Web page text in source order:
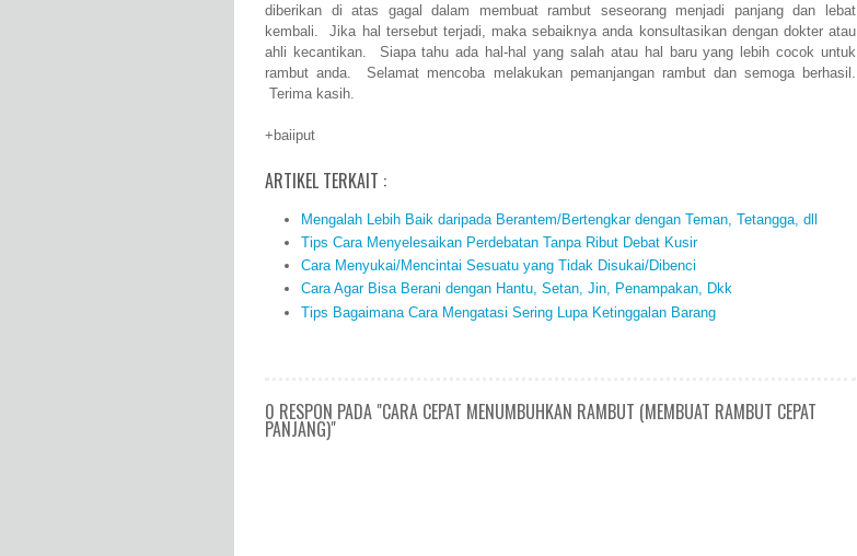
diberikan di atas gagal dalam membuat rambut seseorang menjadi panjang dan lebat
kembali. Jika hal tersebut terjadi, maka sebaiknya anda konsultasikan dengan dokter atau
ahli kecantikan. Siapa tahu ada hal-hal yang salah atau hal baru yang lebih cocok untuk
rambut anda. Selamat mencoba melakukan pemanjangan rambut dan semoga berhasil.
Terima kasih.
+baiiput
ARTIKEL TERKAIT :
Mengalah Lebih Baik daripada Berantem/Bertengkar dengan Teman, Tetangga, dll
Tips Cara Menyelesaikan Perdebatan Tanpa Ribut Debat Kusir
Cara Menyukai/Mencintai Sesuatu yang Tidak Disukai/Dibenci
Cara Agar Bisa Berani dengan Hantu, Setan, Jin, Penampakan, Dkk
Tips Bagaimana Cara Mengatasi Sering Lupa Ketinggalan Barang
0 RESPON PADA "CARA CEPAT MENUMBUHKAN RAMBUT (MEMBUAT RAMBUT CEPAT
PANJANG)"